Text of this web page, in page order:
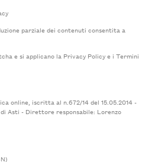
parziale dei contenuti consentita a
e si applicano la Privacy Policye i Termini
online, iscritta al n.672/14 del 15.05.2014 -
Asti - Direttore responsabile: Lorenzo